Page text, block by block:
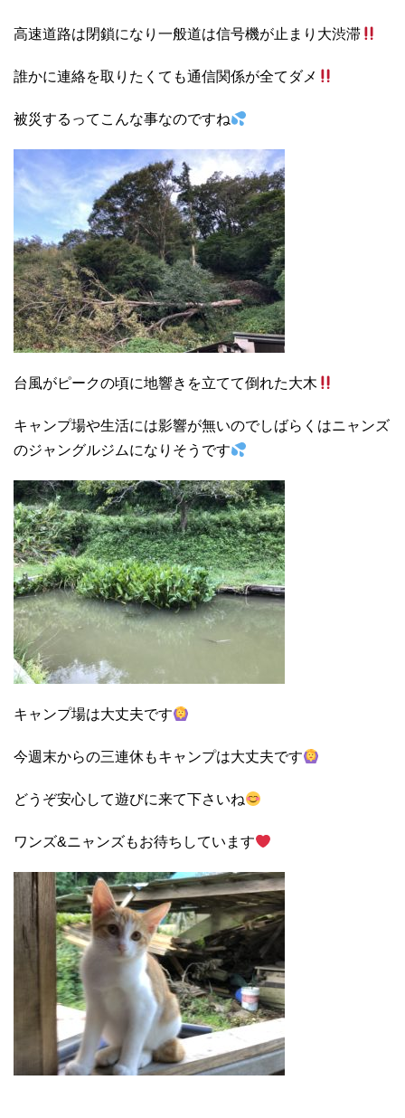
高速道路は閉鎖になり一般道は信号機が止まり大渋滞
誰かに連絡を取りたくても通信関係が全てダメ
被災するってこんな事なのですね
台風がピークの頃に地響きを立てて倒れた大木
キャンプ場や生活には影響が無いのでしばらくはニャンズ
のジャングルジムになりそうです
キャンプ場は大丈夫です
今週末からの三連休もキャンプは大丈夫です
どうぞ安心して遊びに来て下さいね
ワンズ&ニャンズもお待ちしています